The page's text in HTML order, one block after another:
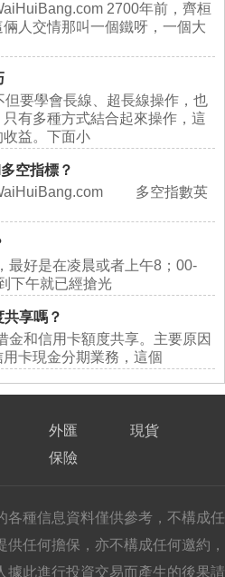
2700年前，齊桓
人交情那叫一個鐵呀，一個大
要學會長線、超長線操作，也
有多種方式結合起來操作，這
益。下面小
空指標？
多空指數英
最好是在凌晨或者上午8；00-
下午就已經搶光
享嗎？
金和信用卡額度共享。主要原因
卡現金分期業務，這個
外匯
現貨
保險
種信息資料僅供參考，不構成任
任何擔保，亦不構成任何邀約，
據此進行投資交易而產生的後果請